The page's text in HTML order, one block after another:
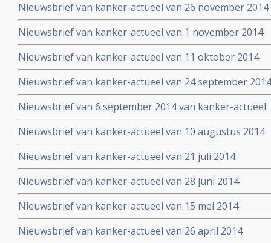
Nieuwsbrief van kanker-actueel van 26 november 2014
Nieuwsbrief van kanker-actueel van 1 november 2014
Nieuwsbrief van kanker-actueel van 11 oktober 2014
Nieuwsbrief van kanker-actueel van 24 september 2014
Nieuwsbrief van 6 september 2014 van kanker-actueel
Nieuwsbrief van kanker-actueel van 10 augustus 2014
Nieuwsbrief van kanker-actueel van 21 juli 2014
Nieuwsbrief van kanker-actueel van 28 juni 2014
Nieuwsbrief van kanker-actueel van 15 mei 2014
Nieuwsbrief van kanker-actueel van 26 april 2014